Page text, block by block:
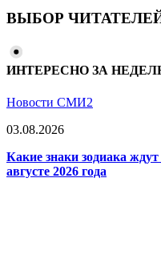
ВЫБОР
ИНТЕРЕСНО ЗА
Новости СМИ2
03.08.2026
Какие знаки зодиака
августе 2026 года